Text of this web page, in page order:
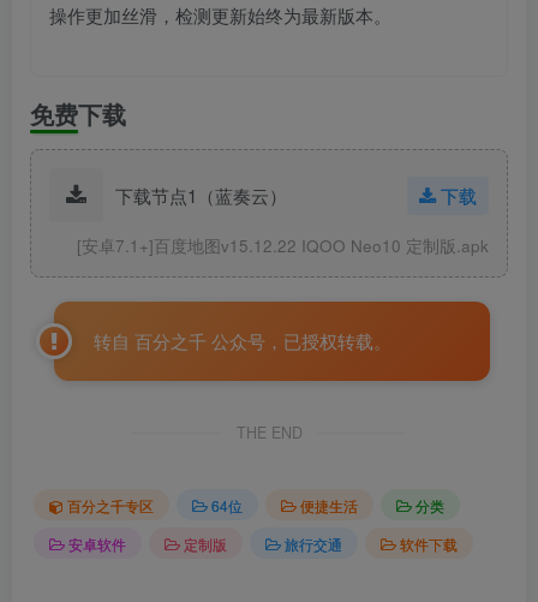
操作更加丝滑，检测更新始终为最新版本。
免费下载
下载节点1（蓝奏云） 下载
[安卓7.1+]百度地图v15.12.22 IQOO Neo10 定制版.apk
转自 百分之千 公众号，已授权转载。
THE END
百分之千专区 64位 便捷生活
分类
安卓软件
定制版 旅行交通 软件下载